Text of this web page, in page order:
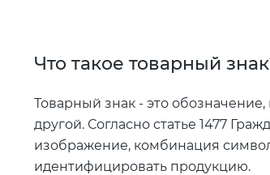
Что такое товарный
Товарный знак - это
другой. Согласно статье 1477
изображение, комбинация
идентифицировать продукцию.